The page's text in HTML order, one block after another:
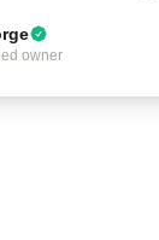
owner